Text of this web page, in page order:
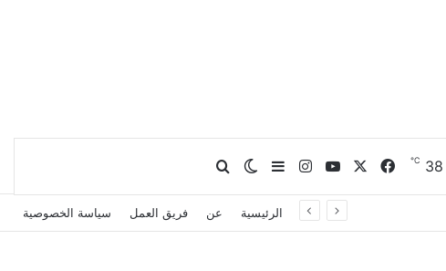
38
℃ فيسبوك يوتيوبانستقرامإضافة عمود جانبي
الوضع المظلم
بحث عن
الرئيسية عن فريق العمل سياسة الخصوصية